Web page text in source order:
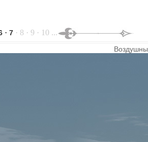
· 7 · 8 · 9 · 10 ...